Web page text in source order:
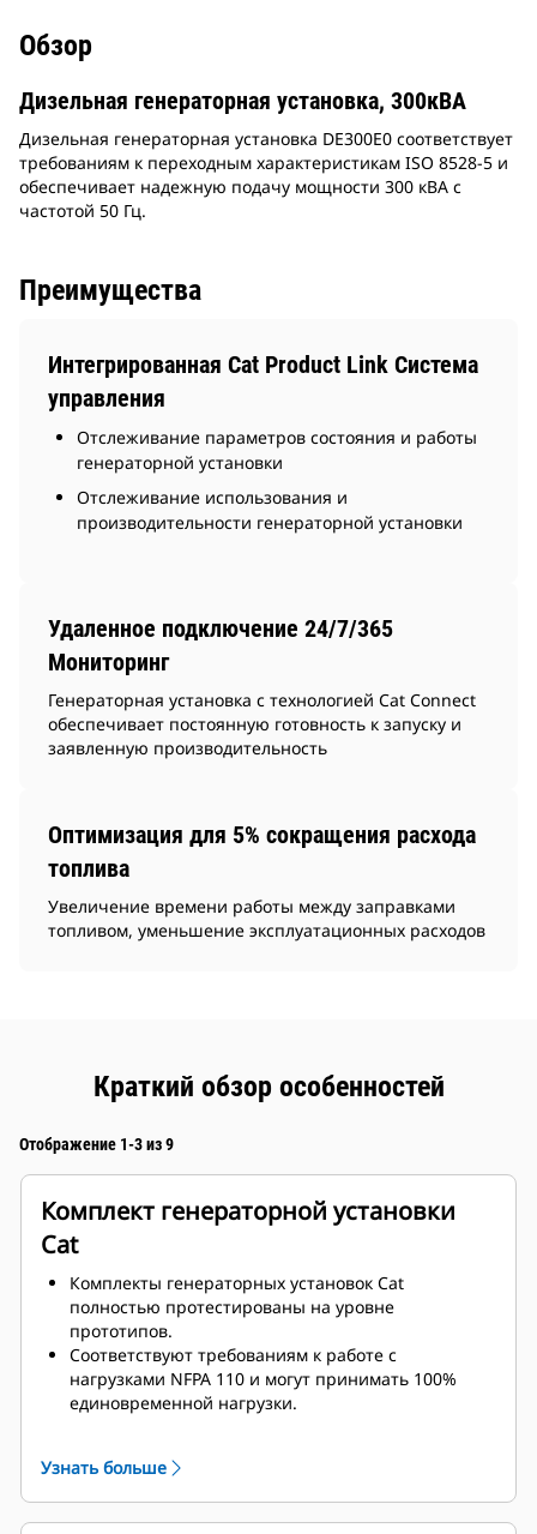
Обзор
Дизельная генераторная установка, 300кВА
Дизельная генераторная установка DE300E0 соответствует
требованиям к переходным характеристикам ISO 8528-5 и
обеспечивает надежную подачу мощности 300 кВА с
частотой 50 Гц.
Преимущества
Интегрированная Cat Product Link Система
управления
Отслеживание параметров состояния и работы
генераторной установки
Отслеживание использования и
производительности генераторной установки
Удаленное подключение 24/7/365
Мониторинг
Генераторная установка с технологией Cat Connect
обеспечивает постоянную готовность к запуску и
заявленную производительность
Оптимизация для 5% сокращения расхода
топлива
Увеличение времени работы между заправками
топливом, уменьшение эксплуатационных расходов
Краткий обзор особенностей
Отображение 1-3 из 9
Комплект генераторной установки
Cat
Комплекты генераторных установок Cat
полностью протестированы на уровне
прототипов.
Соответствуют требованиям к работе с
нагрузками NFPA 110 и могут принимать 100%
единовременной нагрузки.
характеристикам.
Узнать больше